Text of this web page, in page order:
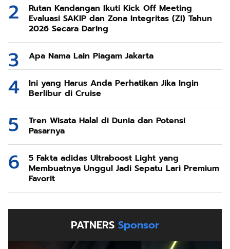
Rutan Kandangan Ikuti Kick Off Meeting
Evaluasi SAKIP dan Zona Integritas (ZI) Tahun
2026 Secara Daring
Apa Nama Lain Piagam Jakarta
Ini yang Harus Anda Perhatikan Jika Ingin
Berlibur di Cruise
Tren Wisata Halal di Dunia dan Potensi
Pasarnya
5 Fakta adidas Ultraboost Light yang
Membuatnya Unggul Jadi Sepatu Lari Premium
Favorit
PATNERS Sponsor